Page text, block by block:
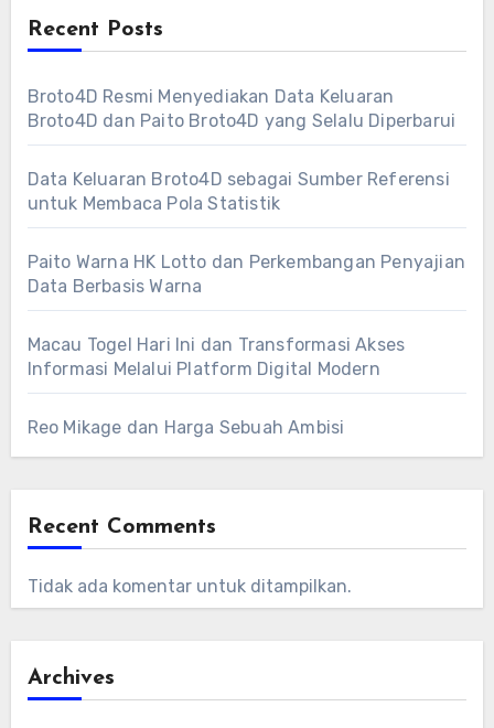
Recent Posts
Broto4D Resmi Menyediakan Data Keluaran
Broto4D dan Paito Broto4D yang Selalu Diperbarui
Data Keluaran Broto4D sebagai Sumber Referensi
untuk Membaca Pola Statistik
Paito Warna HK Lotto dan Perkembangan Penyajian
Data Berbasis Warna
Macau Togel Hari Ini dan Transformasi Akses
Informasi Melalui Platform Digital Modern
Reo Mikage dan Harga Sebuah Ambisi
Recent Comments
Tidak ada komentar untuk ditampilkan.
Archives